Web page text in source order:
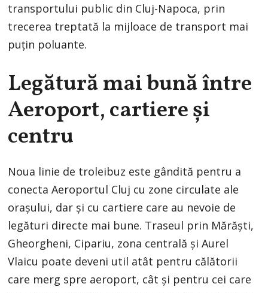
transportului public din Cluj-Napoca, prin
trecerea treptată la mijloace de transport mai
puțin poluante.
Legătură mai bună între
Aeroport, cartiere și
centru
Noua linie de troleibuz este gândită pentru a
conecta Aeroportul Cluj cu zone circulate ale
orașului, dar și cu cartiere care au nevoie de
legături directe mai bune. Traseul prin Mărăști,
Gheorgheni, Cipariu, zona centrală și Aurel
Vlaicu poate deveni util atât pentru călătorii
care merg spre aeroport, cât și pentru cei care